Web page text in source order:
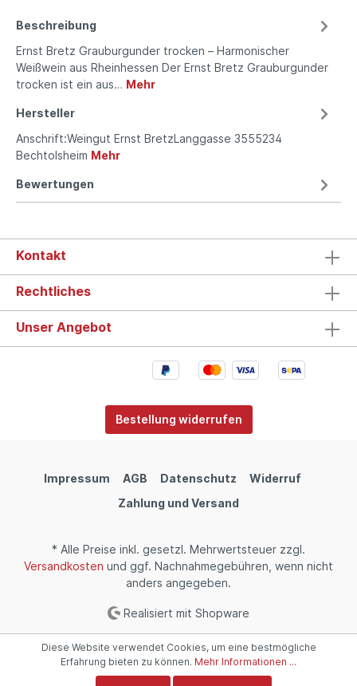
Beschreibung
Ernst Bretz Grauburgunder trocken – Harmonischer
Weißwein aus Rheinhessen Der Ernst Bretz Grauburgunder
trocken ist ein aus… Mehr
Hersteller
Anschrift:Weingut Ernst BretzLanggasse 3555234
Bechtolsheim Mehr
Bewertungen
Kontakt
Rechtliches
Unser Angebot
Bestellung widerrufen
Impressum AGB Datenschutz
Widerruf
Zahlung und Versand
* Alle Preise inkl. gesetzl. Mehrwertsteuer zzgl.
Versandkosten und ggf. Nachnahmegebühren, wenn nicht
anders angegeben.
Realisiert mit Shopware
Diese Website verwendet Cookies, um eine bestmögliche
Erfahrung bieten zu können. Mehr Informationen ...